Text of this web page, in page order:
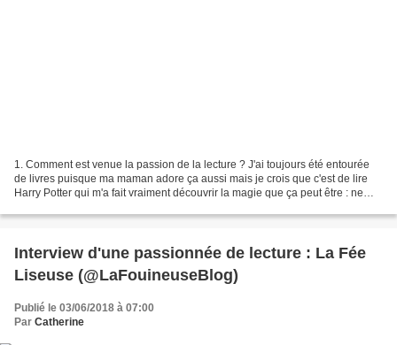
1. Comment est venue la passion de la lecture ? J'ai toujours été entourée
de livres puisque ma maman adore ça aussi mais je crois que c'est de lire
Harry Potter qui m'a fait vraiment découvrir la magie que ça peut être : ne
Interview d'une passionnée de lecture : La Fée
Liseuse (@LaFouineuseBlog)
Publié le 03/06/2018 à 07:00
Par Catherine